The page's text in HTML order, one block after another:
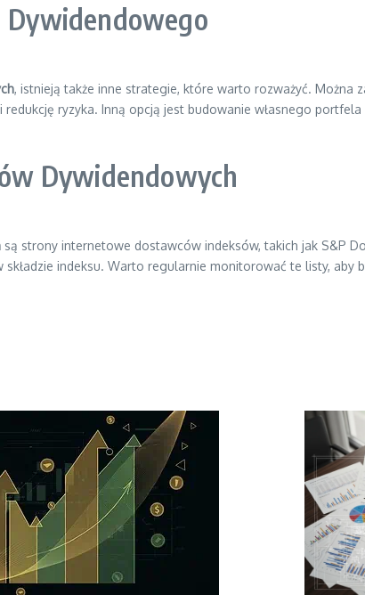
, istnieją także inne strategie, które warto rozważyć. Można
ryzyka. Inną opcją jest budowanie własnego
Dywidendowych
są strony internetowe dostawców indeksów, takich jak S&P
indeksu. Warto regularnie monitorować te listy,